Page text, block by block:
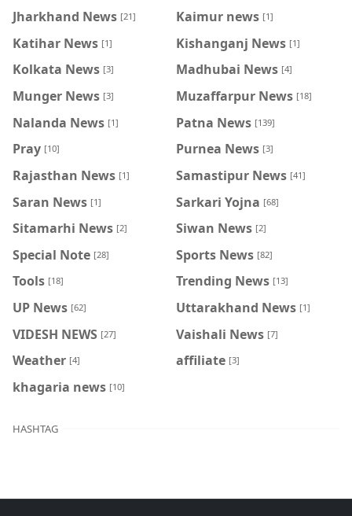
Jharkhand News [21] Kaimur news [1]
Katihar News [1] Kishanganj News [1]
Kolkata News [3] Madhubai News [4]
Munger News [3] Muzaffarpur News [18]
Nalanda News [1] Patna News [139]
Pray [10] Purnea News [3]
Rajasthan News [1] Samastipur News [41]
Saran News [1] Sarkari Yojna [68]
Sitamarhi News [2] Siwan News [2]
Special Note [28] Sports News [82]
Tools [18] Trending News [13]
UP News [62] Uttarakhand News [1]
VIDESH NEWS [27] Vaishali News [7]
Weather [4] affiliate [3]
khagaria news [10]
HASHTAG